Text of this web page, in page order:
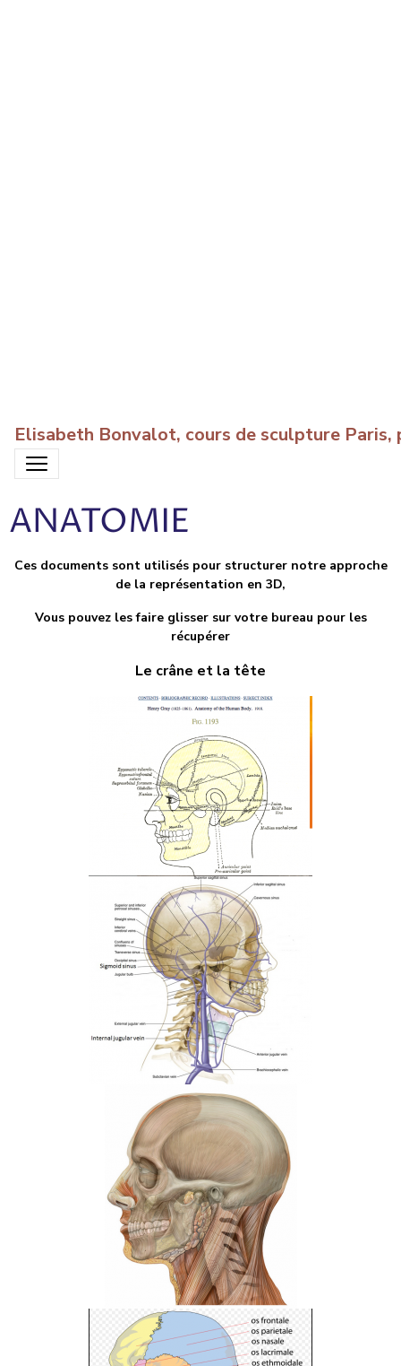
Elisabeth Bonvalot, cours de sculpture
ANATOMIE
Ces documents sont utilisés pour structurer notre approche
de la représentation en 3D,
Vous pouvez les faire glisser sur votre bureau pour les
récupérer
Le crâne et la tête